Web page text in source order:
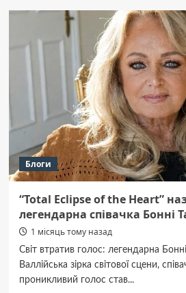
термоусадка
краща
правильно
ізолювати
електричні
з’єднання?
Блоги
“Total Eclipse of the Heart”
легендарна співачка Бонні
1 місяць тому назад
Світ втратив голос: легендарна
Валлійська зірка світової сцени,
проникливий голос став...